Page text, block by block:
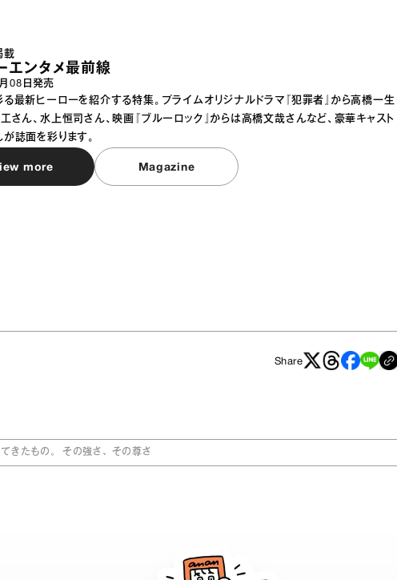
載
エンタメ最前線
08日 発売
最新ヒーローを紹介する特集。プライムオリジナルドラマ『犯罪者』から高橋一生
さん、水上恒司さん、映画『ブルーロック』からは高橋文哉さんなど、豪華キャスト
誌面を彩ります。
more Magazine
Share
きたもの。 その強さ、その尊さ